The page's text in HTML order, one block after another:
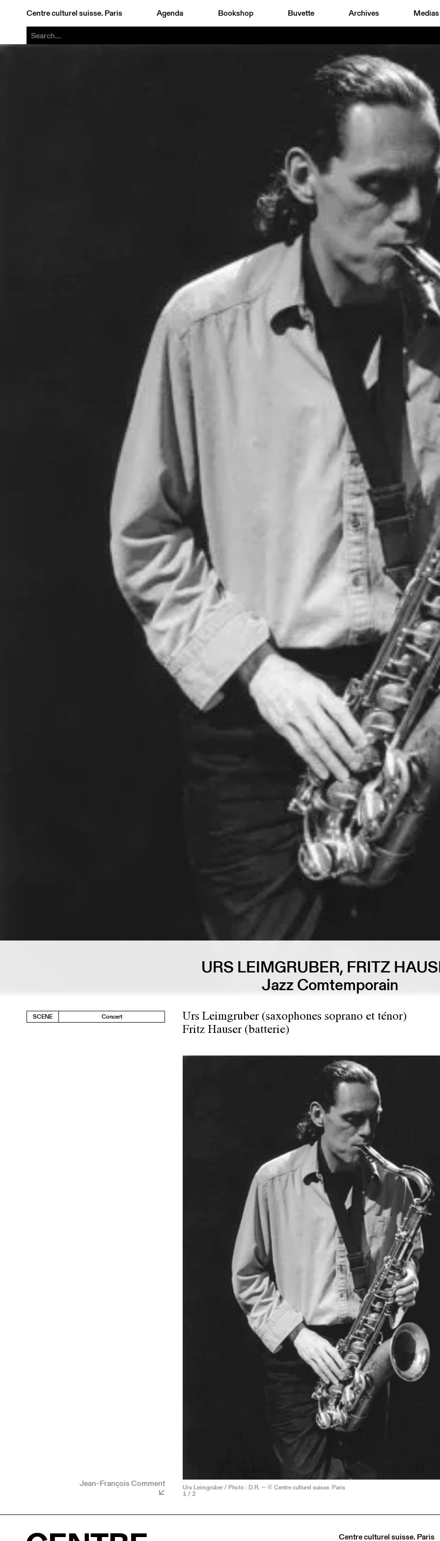
Centre culturel suisse. Paris Agenda Bookshop Buvette Archives Medias
URS LEIMGRUBER, FRITZ
Jazz Comtemporain
SCENE Concert
Jean-François Comment
Urs Leimgruber (saxophones soprano et ténor)
Fritz Hauser (batterie)
Urs Leimgruber / Photo : D.R. — © Centre culturel suisse. Paris
1 / 2
Centre culturel suisse. Paris